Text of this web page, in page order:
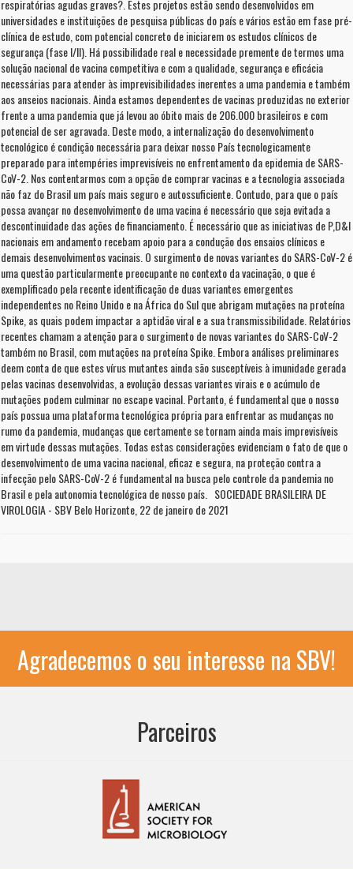
respiratórias agudas graves?. Estes projetos estão sendo desenvolvidos em
universidades e instituições de pesquisa públicas do país e vários estão em fase pré-
clínica de estudo, com potencial concreto de iniciarem os estudos clínicos de
segurança (fase I/II). Há possibilidade real e necessidade premente de termos uma
solução nacional de vacina competitiva e com a qualidade, segurança e eficácia
necessárias para atender às imprevisibilidades inerentes a uma pandemia e também
aos anseios nacionais. Ainda estamos dependentes de vacinas produzidas no exterior
frente a uma pandemia que já levou ao óbito mais de 206.000 brasileiros e com
potencial de ser agravada. Deste modo, a internalização do desenvolvimento
tecnológico é condição necessária para deixar nosso País tecnologicamente
preparado para intempéries imprevisíveis no enfrentamento da epidemia de SARS-
CoV-2. Nos contentarmos com a opção de comprar vacinas e a tecnologia associada
não faz do Brasil um país mais seguro e autossuficiente. Contudo, para que o país
possa avançar no desenvolvimento de uma vacina é necessário que seja evitada a
descontinuidade das ações de financiamento. É necessário que as iniciativas de P,D&I
nacionais em andamento recebam apoio para a condução dos ensaios clínicos e
demais desenvolvimentos vacinais. O surgimento de novas variantes do SARS-CoV-2 é
uma questão particularmente preocupante no contexto da vacinação, o que é
exemplificado pela recente identificação de duas variantes emergentes
independentes no Reino Unido e na África do Sul que abrigam mutações na proteína
Spike, as quais podem impactar a aptidão viral e a sua transmissibilidade. Relatórios
recentes chamam a atenção para o surgimento de novas variantes do SARS-CoV-2
também no Brasil, com mutações na proteína Spike. Embora análises preliminares
deem conta de que estes vírus mutantes ainda são susceptíveis à imunidade gerada
pelas vacinas desenvolvidas, a evolução dessas variantes virais e o acúmulo de
mutações podem culminar no escape vacinal. Portanto, é fundamental que o nosso
país possua uma plataforma tecnológica própria para enfrentar as mudanças no
rumo da pandemia, mudanças que certamente se tornam ainda mais imprevisíveis
em virtude dessas mutações. Todas estas considerações evidenciam o fato de que o
desenvolvimento de uma vacina nacional, eficaz e segura, na proteção contra a
infecção pelo SARS-CoV-2 é fundamental na busca pelo controle da pandemia no
Brasil e pela autonomia tecnológica de nosso país. SOCIEDADE BRASILEIRA DE
VIROLOGIA - SBV Belo Horizonte, 22 de janeiro de 2021
Agradecemos o seu interesse na SBV!
Parceiros